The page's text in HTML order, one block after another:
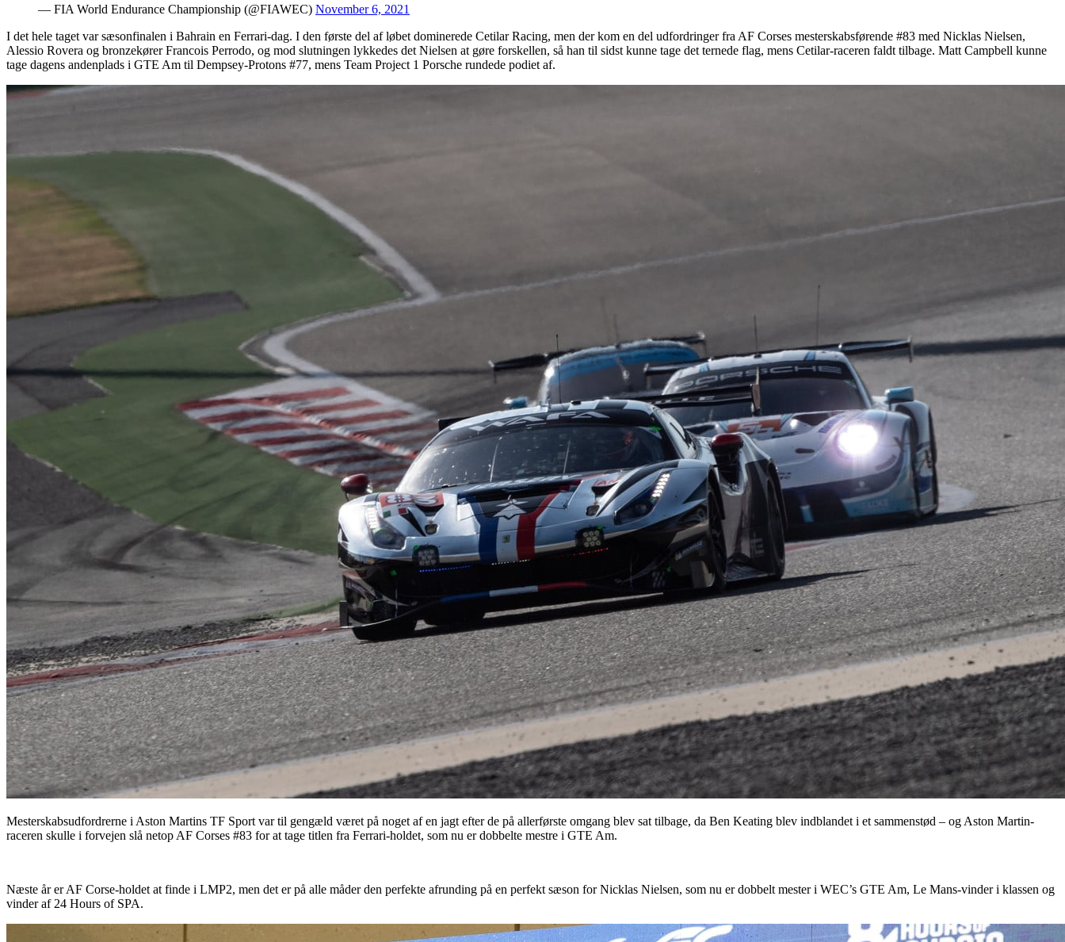
— FIA World Endurance Championship (@FIAWEC) November 6, 2021
I det hele taget var sæsonfinalen i Bahrain en Ferrari-dag. I den første del af løbet dominerede Cetilar Racing, men der kom en del udfordringer fra AF Corses mesterskabsførende #83 med Nicklas Nielsen,
Alessio Rovera og bronzekører Francois Perrodo, og mod slutningen lykkedes det Nielsen at gøre forskellen, så han til sidst kunne tage det ternede flag, mens Cetilar-raceren faldt tilbage. Matt Campbell kunne
tage dagens andenplads i GTE Am til Dempsey-Protons #77, mens Team Project 1 Porsche rundede podiet af.
Mesterskabsudfordrerne i Aston Martins TF Sport var til gengæld været på noget af en jagt efter de på allerførste omgang blev sat tilbage, da Ben Keating blev indblandet i et sammenstød – og Aston Martin-
raceren skulle i forvejen slå netop AF Corses #83 for at tage titlen fra Ferrari-holdet, som nu er dobbelte mestre i GTE Am.
Næste år er AF Corse-holdet at finde i LMP2, men det er på alle måder den perfekte afrunding på en perfekt sæson for Nicklas Nielsen, som nu er dobbelt mester i WEC’s GTE Am, Le Mans-vinder i klassen og
vinder af 24 Hours of SPA.